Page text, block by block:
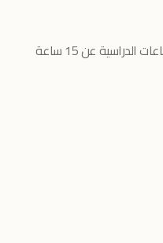
تحتاج نسرين 580 دينار لدفع رسوم الساعات الدراسية عن 15 ساعة